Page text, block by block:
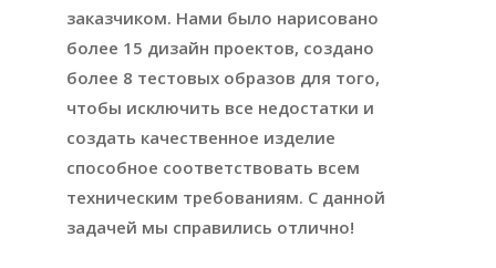
заказчиком. Нами было нарисовано
более 15 дизайн проектов, создано
более 8 тестовых образов для того,
чтобы исключить все недостатки и
создать качественное изделие
способное соответствовать всем
техническим требованиям. С данной
задачей мы справились отлично!